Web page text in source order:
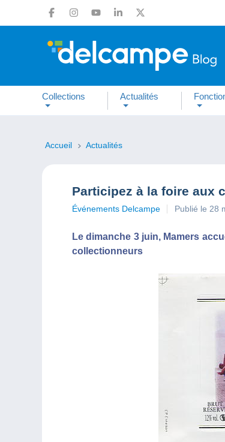
Collections Actualités
Accueil Actualités
Participez à la foire aux
Événements Delcampe Publié le 28
Le dimanche 3 juin, Mamers
collectionneurs